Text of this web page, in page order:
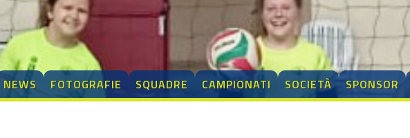
NEWS FOTOGRAFIE SQUADRE CAMPIONATI SOCIETÀ SPONSOR